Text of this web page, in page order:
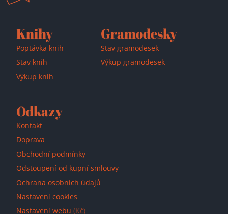
Knihy
Poptávka knih
Stav knih
Výkup knih
Gramodesky
Stav gramodesek
Výkup gramodesek
Odkazy
Kontakt
Doprava
Obchodní podmínky
Odstoupení od kupní smlouvy
Ochrana osobních údajů
Nastavení cookies
Nastavení webu (Kč)